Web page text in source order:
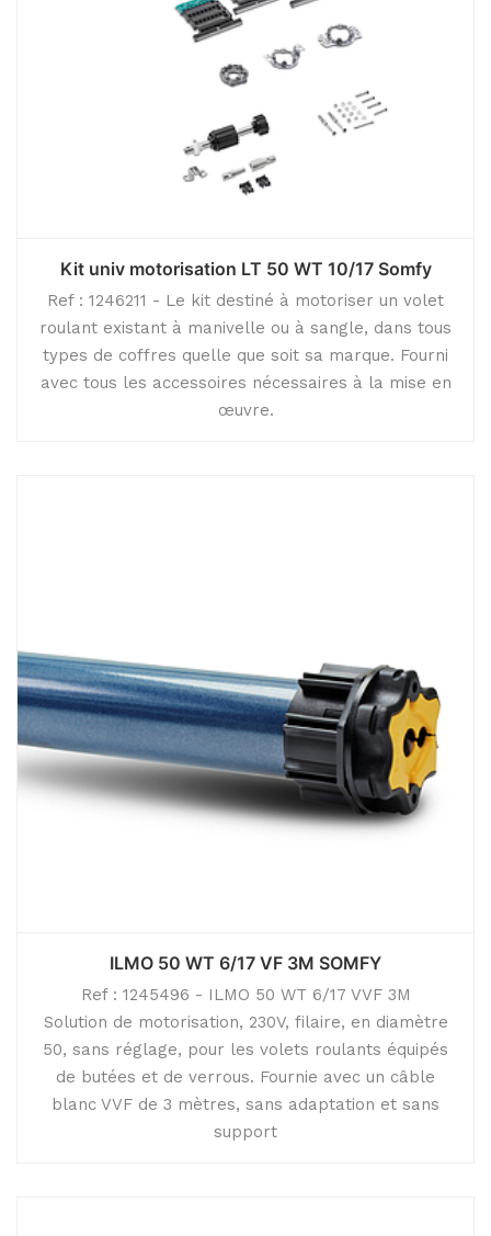
Kit univ motorisation LT 50 WT 10/17 Somfy
Ref : 1246211 - Le kit destiné à motoriser un volet
roulant existant à manivelle ou à sangle, dans tous
types de coffres quelle que soit sa marque. Fourni
avec tous les accessoires nécessaires à la mise en
œuvre.
ILMO 50 WT 6/17 VF 3M SOMFY
Ref : 1245496 - ILMO 50 WT 6/17 VVF 3M
Solution de motorisation, 230V, filaire, en diamètre
50, sans réglage, pour les volets roulants équipés
de butées et de verrous. Fournie avec un câble
blanc VVF de 3 mètres, sans adaptation et sans
support